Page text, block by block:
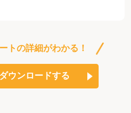
トの詳細がわかる！
ウンロードする